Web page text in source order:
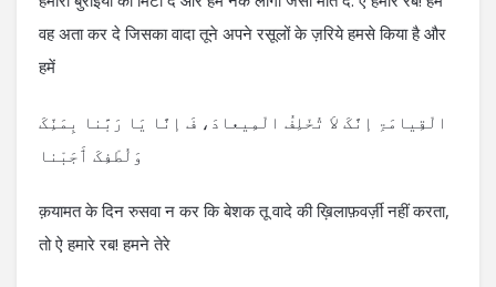
वह अता कर दे जिसका वादा तूने अपने रसूलों के ज़रिये हमसे किया है और
हमें
الْقِیامَۃِ إنَّکَ لاَ تُخْلِفُ الْمِیعادَ، فَ إنَّا یَا رَبَّنا بِمَنِّکَ
وَلُطْفِکَ ٲَجَبْنا
क़यामत के दिन रुसवा न कर कि बेशक तू वादे की ख़िलाफ़वर्ज़ी नहीं करता,
तो ऐ हमारे रब! हमने तेरे